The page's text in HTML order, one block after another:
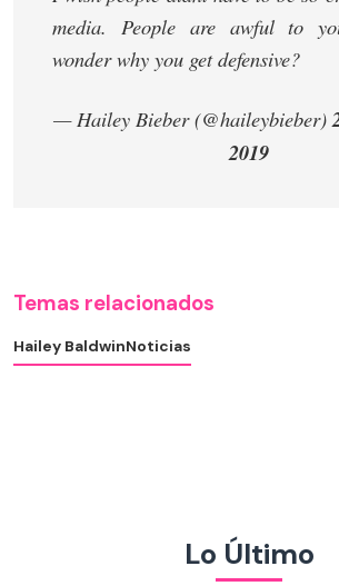
media. People are awful to
wonder why you get defensive?
— Hailey Bieber (@haileybieber)
2019
Temas relacionados
Hailey BaldwinNoticias
Lo Último